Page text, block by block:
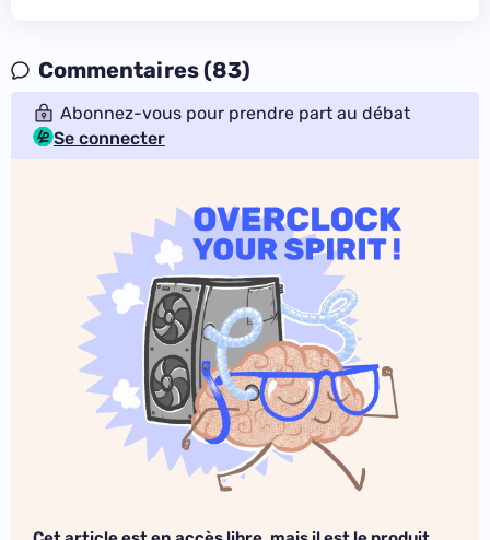
Commentaires (83)
Abonnez-vous pour prendre part au débat
Se connecter